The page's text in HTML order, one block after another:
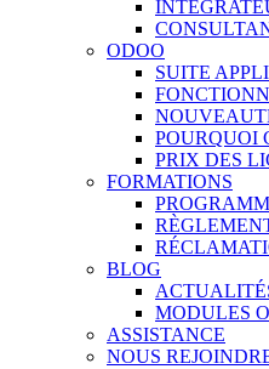
ODOO
SUITE
POURQUOI
PRIX DES
FORMATIONS
BLOG
MODULES
ASSISTANCE
NOUS